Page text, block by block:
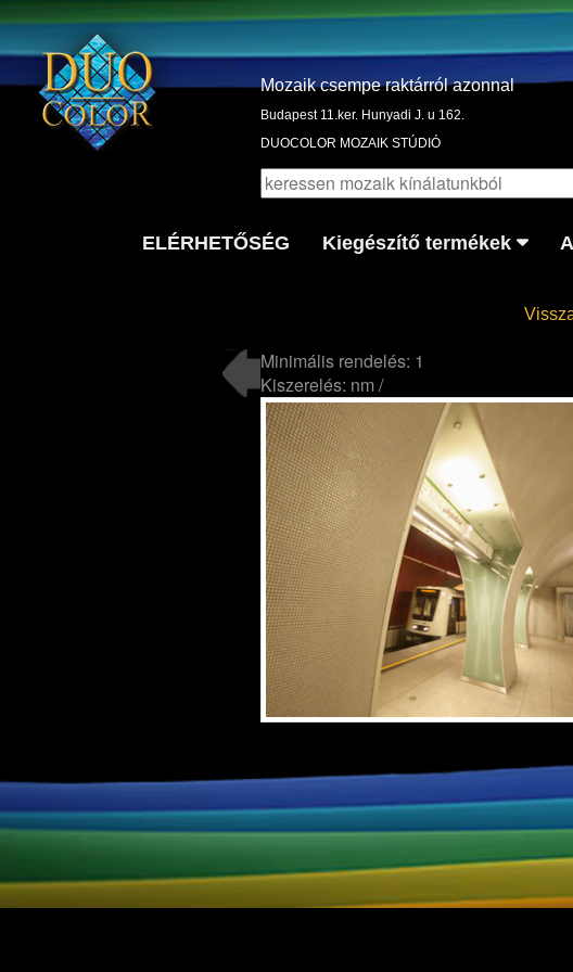
Mozaik csempe raktárról azonnal
Budapest 11.ker. Hunyadi J. u 162.
DUOCOLOR MOZAIK STÚDIÓ
ELÉRHETŐSÉG Kiegészítő termékek
Minimális rendelés: 1
Kiszerelés: nm /